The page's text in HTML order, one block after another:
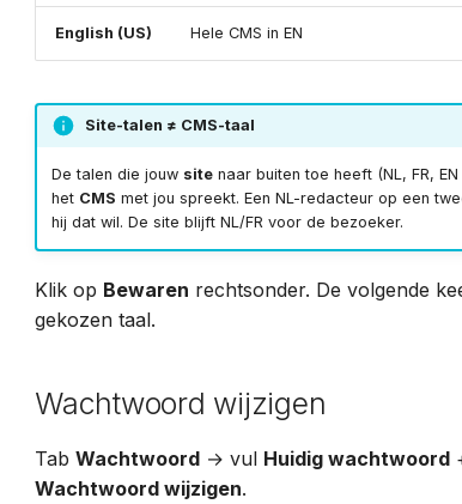
English (US) Hele CMS in EN
Site-talen ≠ CMS-taal
De talen die jouw sitenaar buiten toe heeft (NL, FR,
het CMS met jou spreekt. Een NL-redacteur op een
hij dat wil. De site blijft NL/FR voor de bezoeker.
Klik op Bewaren rechtsonder. De volgende
gekozen taal.
Wachtwoord wijzigen
Tab Wachtwoord → vul Huidig wachtwoord
Wachtwoord wijzigen.